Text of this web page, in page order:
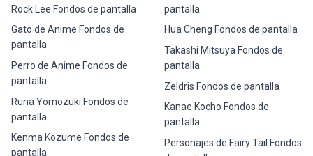
Rock Lee Fondos de pantalla
Gato de Anime Fondos de
pantalla
Perro de Anime Fondos de
pantalla
Runa Yomozuki Fondos de
pantalla
Kenma Kozume Fondos de
pantalla
pantalla
Hua Cheng Fondos de pantalla
Takashi Mitsuya Fondos de
pantalla
Zeldris Fondos de pantalla
Kanae Kocho Fondos de
pantalla
Personajes de Fairy Tail Fondos